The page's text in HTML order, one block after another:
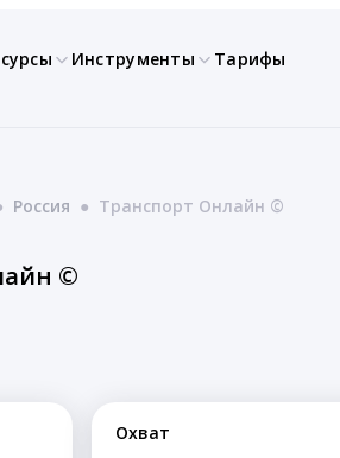
Инструменты Тарифы
Россия ● Транспорт Онлайн ©
©
Охват